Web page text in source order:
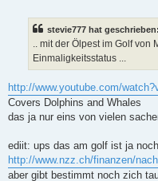
stevie777 hat geschrieben:
.. mit der Ölpest im Golf von
Einmaligkeitsstatus ...
http://www.youtube.com/
Covers Dolphins and Whales
das ja nur eins von vielen
ediit: ups das am golf ist ja
http://www.nzz.ch/finanzen/
aber gibt bestimmt noch zich